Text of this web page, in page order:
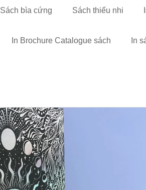
Sách bìa cứng Sách thiếu nhi
In Brochure Catalogue sách In